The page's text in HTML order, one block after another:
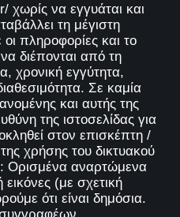
χωρίς να εγγυάται και
τη μέγιστη
πληροφορίες και το
διέπονται από τη
χρονική εγγύτητα,
Σε καμία
και αυτής της
της ιστοσελίδας για
στον επισκέπτη /
χρήσης του δικτυακού
αναρτώμενα
εικόνες (με σχετική
ότι είναι δημόσια.